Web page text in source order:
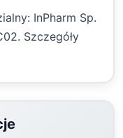
InPharm Sp.
Szczegóły